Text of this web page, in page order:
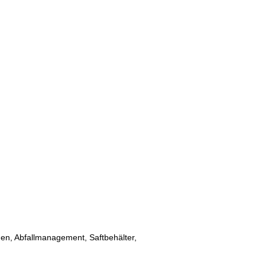
Abfallmanagement, Saftbehälter,